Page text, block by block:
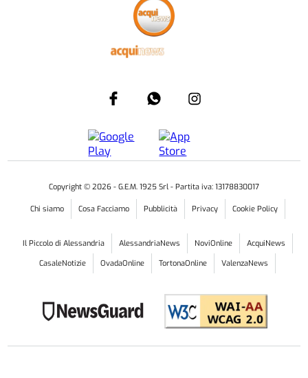
Copyright © 2026 - G.E.M. 1925 Srl - Partita iva: 13178830017
Chi siamo Cosa Facciamo Pubblicità Privacy Cookie Policy
Il Piccolo di Alessandria AlessandriaNews NoviOnline
AcquiNews
CasaleNotizie
OvadaOnline TortonaOnline ValenzaNews